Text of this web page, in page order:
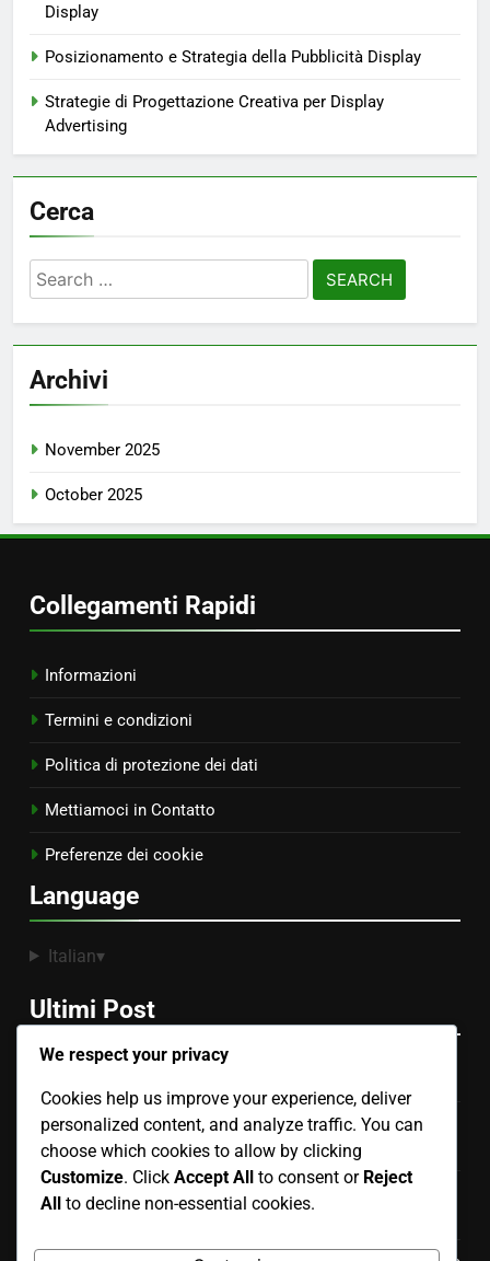
Display
Posizionamento e Strategia della Pubblicità Display
Strategie di Progettazione Creativa per Display
Advertising
Cerca
Search
for:
Archivi
November 2025
October 2025
Collegamenti Rapidi
Informazioni
Termini e condizioni
Politica di protezione dei dati
Mettiamoci in Contatto
Preferenze dei cookie
Language
Italian▾
Ultimi Post
Sicurezza del Marchio: Consigli per la Conformità,
Gestione del Rischio e Best Practices
Display Advertising: Call-to-Actions, Servizi Finanziari e
We respect your privacy
Cookies help us improve your experience, deliver
personalized content, and analyze traffic. You can
choose which cookies to allow by clicking
Customize. Click Accept All to consent or Reject
All to decline non-essential cookies.